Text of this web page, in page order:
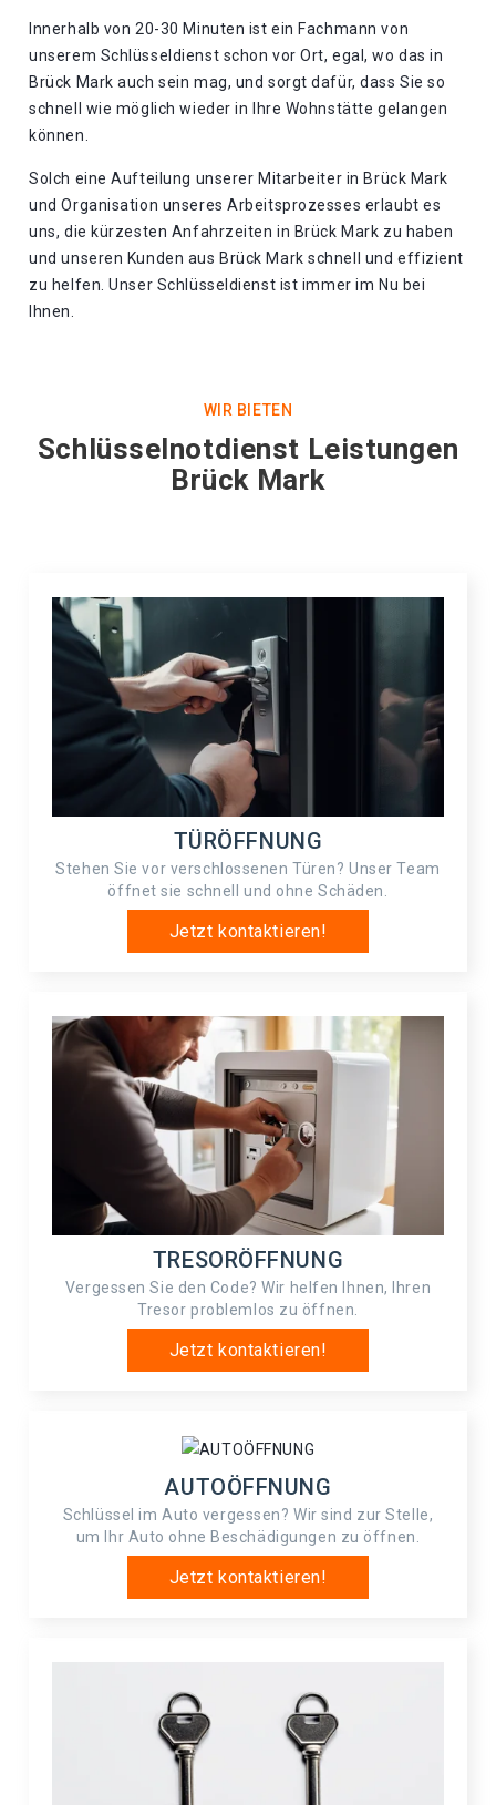
Innerhalb von 20-30 Minuten ist ein Fachmann von
unserem Schlüsseldienst schon vor Ort, egal, wo das in
Brück Mark auch sein mag, und sorgt dafür, dass Sie so
schnell wie möglich wieder in Ihre Wohnstätte gelangen
können.
Solch eine Aufteilung unserer Mitarbeiter in Brück Mark
und Organisation unseres Arbeitsprozesses erlaubt es
uns, die kürzesten Anfahrzeiten in Brück Mark zu haben
und unseren Kunden aus Brück Mark schnell und effizient
zu helfen. Unser Schlüsseldienst ist immer im Nu bei
Ihnen.
WIR BIETEN
Schlüsselnotdienst Leistungen
Brück Mark
TÜRÖFFNUNG
Stehen Sie vor verschlossenen Türen? Unser Team
öffnet sie schnell und ohne Schäden.
Jetzt kontaktieren!
TRESORÖFFNUNG
Vergessen Sie den Code? Wir helfen Ihnen, Ihren
Tresor problemlos zu öffnen.
Jetzt kontaktieren!
AUTOÖFFNUNG
Schlüssel im Auto vergessen? Wir sind zur Stelle,
um Ihr Auto ohne Beschädigungen zu öffnen.
Jetzt kontaktieren!